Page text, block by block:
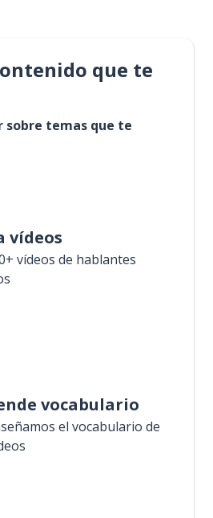
que te
sobre temas que te
vídeos
vídeos de hablantes
vocabulario
el vocabulario de